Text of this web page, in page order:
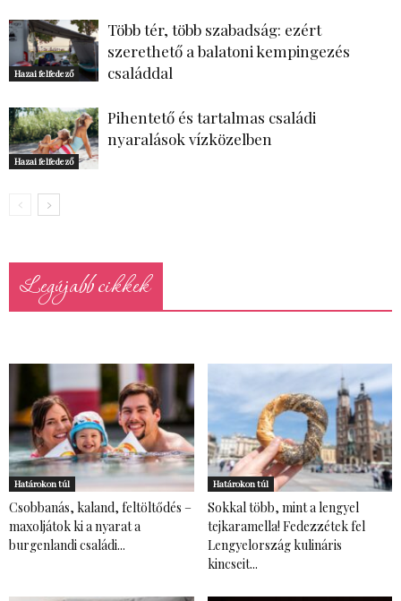
Hazai felfedező
Több tér, több szabadság: ezért
szerethető a balatoni kempingezés
családdal
Hazai felfedező
Pihentető és tartalmas családi
nyaralások vízközelben
Legújabb cikkek
Határokon túl
Csobbanás, kaland, feltöltődés –
maxoljátok ki a nyarat a
burgenlandi családi...
Határokon túl
Sokkal több, mint a lengyel
tejkaramella! Fedezzétek fel
Lengyelország kulináris
kincseit...